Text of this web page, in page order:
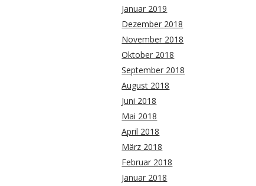
Januar 2019
Dezember 2018
November 2018
Oktober 2018
September 2018
August 2018
Juni 2018
Mai 2018
April 2018
März 2018
Februar 2018
Januar 2018